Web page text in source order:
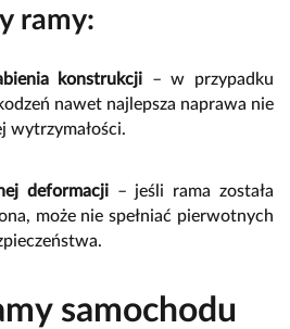
ramy:
konstrukcji – w przypadku
nawet najlepsza naprawa nie
wytrzymałości.
deformacji– jeśli rama została
może nie spełniać pierwotnych
samochodu